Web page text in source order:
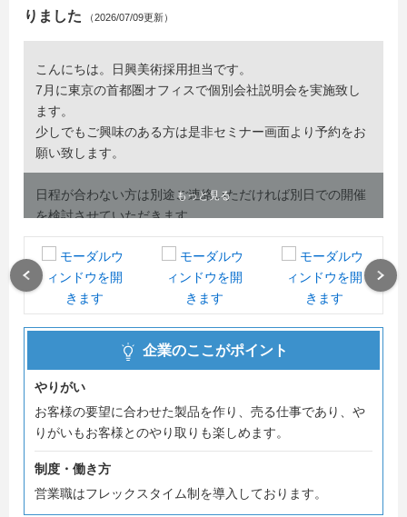
りました （2026/07/09更新）
こんにちは。日興美術採用担当です。
7月に東京の首都圏オフィスで個別会社説明会を実施致し
ます。
少しでもご興味のある方は是非セミナー画面より予約をお
願い致します。
日程が合わない方は別途ご連絡いただければ別日での開催
を検討させていただきます。
saiyou@nkbj.co.jp
＃夏採用実施中
＃内々定まで最短2週間
もっと見る
企業のここがポイント
やりがい
お客様の要望に合わせた製品を作り、売る仕事であり、や
りがいもお客様とのやり取りも楽しめます。
制度・働き方
営業職はフレックスタイム制を導入しております。